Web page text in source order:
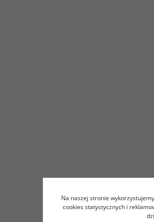
Na naszej stronie
cookies statystycznych i